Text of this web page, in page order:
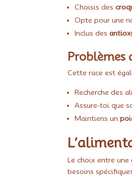
Choisis des
Opte pour une
Inclus des
Problèmes
Cette race est
Recherche des
Assure-toi que
Maintiens un
Le choix entre une
besoins